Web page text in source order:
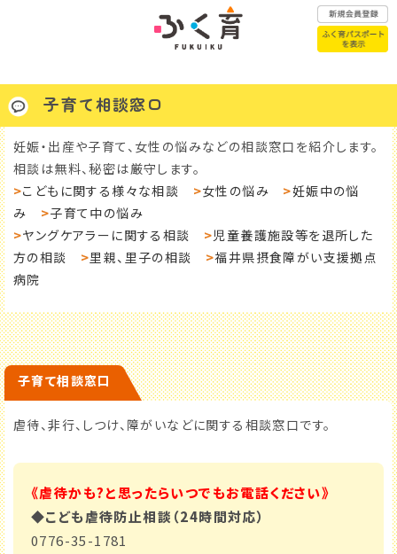
ふく育パスポートはこちら
赤ちゃんが
生まれたら
相談窓口
一時預かり
年代別子育て
お悩みQ&A
幼稚園・保育園
認定こども園
育休・再就職
サポート
ひとり親・
養育支援情報
子育て相談窓口
妊娠・出産や子育て、女性の悩みなどの相談窓口を紹介します。
相談は無料、秘密は厳守します。
>こどもに関する様々な相談 >女性の悩み >妊娠中の悩
み
>子育て中の悩み
>ヤングケアラーに関する相談 >児童養護施設等を退所した
方の相談
>里親、里子の相談 >福井県摂食障がい支援拠点
病院
子育て相談窓口
虐待、非行、しつけ、障がいなどに関する相談窓口です。
《虐待かも?と思ったらいつでもお電話ください》
◆こども虐待防止相談（24時間対応）
0776-35-1781